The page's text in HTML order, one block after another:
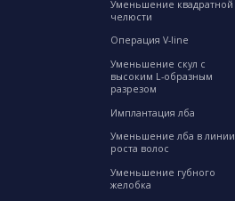
Уменьшение квадратной
челюсти
Операция V-line
Уменьшение скул с
высоким L-образным
разрезом
Имплантация лба
Уменьшение лба в линии
роста волос
Уменьшение губного
желобка